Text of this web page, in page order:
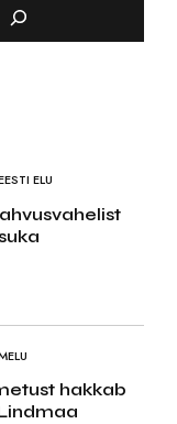
ELU
hakkab